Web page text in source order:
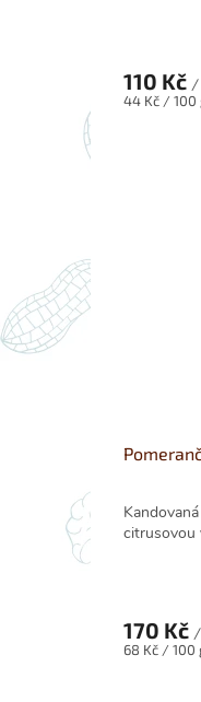
110 Kč /
Měrná
44 Kč / 100
citrusovou
170 Kč
Měrná
68 Kč / 100